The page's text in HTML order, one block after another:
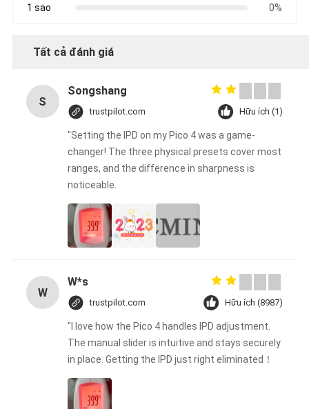
1 sao
0%
Tất cả đánh giá
S
Songshang
trustpilot.com Hữu ích (1)
"Setting the IPD on my Pico 4 was a game-
changer! The three physical presets cover most
ranges, and the difference in sharpness is
noticeable.
W
W*s
trustpilot.com Hữu ích (8987)
"I love how the Pico 4 handles IPD adjustment.
The manual slider is intuitive and stays securely
in place. Getting the IPD just right eliminated！